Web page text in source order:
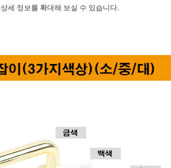
상세 정보를 확대해 보실 수 있습니다.